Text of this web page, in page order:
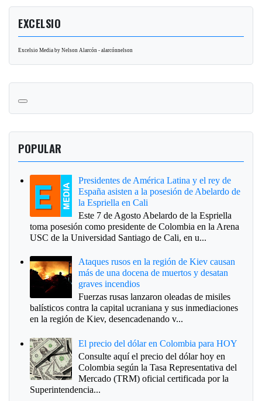
EXCELSIO
Excelsio Media by Nelson Alarcón - alarcónnelson
POPULAR
Presidentes de América Latina y el rey de
España asisten a la posesión de Abelardo de
la Espriella en Cali
Este 7 de Agosto Abelardo de la Espriella
toma posesión como presidente de Colombia en la Arena
USC de la Universidad Santiago de Cali, en u...
Ataques rusos en la región de Kiev causan
más de una docena de muertos y desatan
graves incendios
Fuerzas rusas lanzaron oleadas de misiles
balísticos contra la capital ucraniana y sus inmediaciones
en la región de Kiev, desencadenando v...
El precio del dólar en Colombia para HOY
Consulte aquí el precio del dólar hoy en
Colombia según la Tasa Representativa del
Mercado (TRM) oficial certificada por la
Superintendencia...